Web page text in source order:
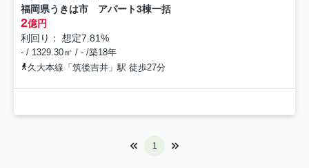
福岡県うきは市 アパート3棟一括
2億円
利回り： 想定7.81%
- / 1329.30㎡ / - /築18年
久大本線「筑後吉井」駅 徒歩27分
1